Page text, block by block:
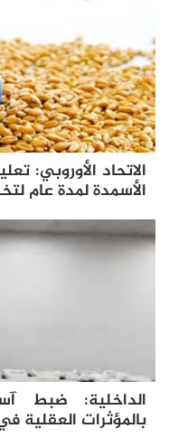
تعليق
الرسوم
الجمركية
على
بعض
الأسمدة
لمدة
عام
لتخفيف
عن
المزارعين
الاتحاد الأوروبي:
الأسمدة لمدة عام
الداخلية:
ضبط
آسيوي
في
أسلوب
ترويج
مستحدث
الداخلية: ضبط
بالمؤثرات